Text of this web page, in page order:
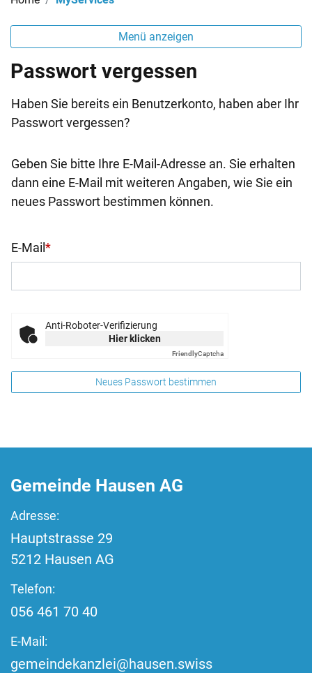
Menü anzeigen
Passwort vergessen
Haben Sie bereits ein Benutzerkonto, haben aber Ihr
Passwort vergessen?
Geben Sie bitte Ihre E-Mail-Adresse an. Sie erhalten
dann eine E-Mail mit weiteren Angaben, wie Sie ein
neues Passwort bestimmen können.
E-Mail *
Anti-Roboter-Verifizierung
Hier klicken
FriendlyCaptcha
Neues Passwort bestimmen
Gemeinde Hausen AG
Adresse:
Hauptstrasse 29
5212 Hausen AG
Telefon:
056 461 70 40
E-Mail:
gemeindekanzlei@hausen.swiss